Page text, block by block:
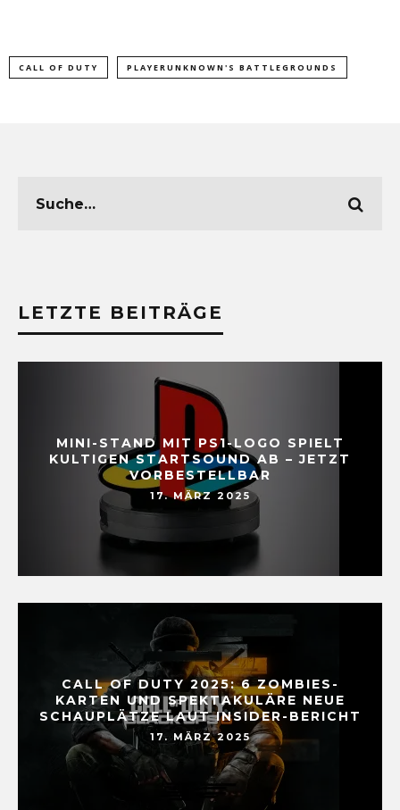
CALL OF DUTY PLAYERUNKNOWN'S BATTLEGROUNDS
LETZTE BEITRÄGE
MINI-STAND MIT PS1-LOGO SPIELT
KULTIGEN STARTSOUND AB – JETZT
VORBESTELLBAR
17. MÄRZ 2025
CALL OF DUTY 2025: 6 ZOMBIES-
KARTEN UND SPEKTAKULÄRE NEUE
SCHAUPLÄTZE LAUT INSIDER-BERICHT
17. MÄRZ 2025